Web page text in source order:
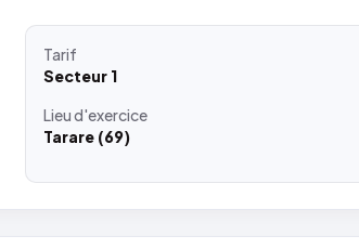
Tarif
Secteur 1
Lieud'exercice
Tarare (69)